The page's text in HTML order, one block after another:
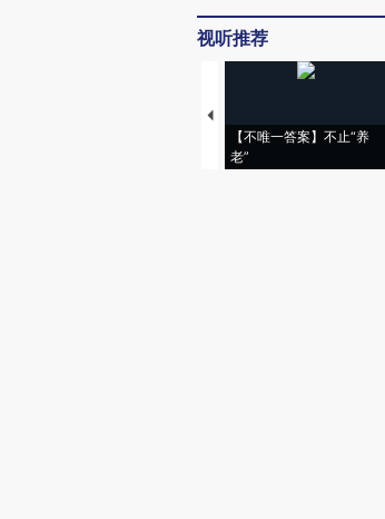
视听推荐
【不唯一答案】不止“养
老”